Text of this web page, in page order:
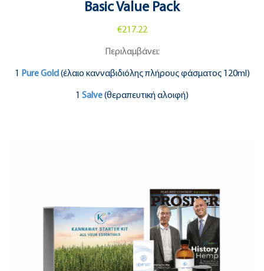
Basic Value Pack
€217.22
Περιλαμβάνει:
1 Pure Gold (έλαιο κανναβιδιόλης πλήρους φάσματος 120ml)
1 Salve(θεραπευτική αλοιφή)